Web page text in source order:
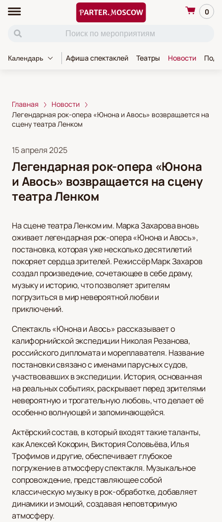
0
Календарь Афиша спектаклей Театры Новости
Главная
Новости
Легендарная рок-опера «Юнона и Авось» возвращается на
сцену театра Ленком
15 апреля 2025
Легендарная рок-опера «Юнона
и Авось» возвращается на сцену
театра Ленком
На сцене театра Ленком им. Марка Захарова вновь
оживает легендарная рок-опера «Юнона и Авось»,
постановка, которая уже несколько десятилетий
покоряет сердца зрителей. Режиссёр Марк Захаров
создал произведение, сочетающее в себе драму,
музыку и историю, что позволяет зрителям
погрузиться в мир невероятной любви и
приключений.
Спектакль «Юнона и Авось» рассказывает о
калифорнийской экспедиции Николая Резанова,
российского дипломата и мореплавателя. Название
постановки связано с именами парусных судов,
участвовавших в экспедиции. История, основанная
на реальных событиях, раскрывает перед зрителями
невероятную и трогательную любовь, что делает её
особенно волнующей и запоминающейся.
Актёрский состав, в который входят такие таланты,
как Алексей Кокорин, Виктория Соловьёва, Илья
Трофимов и другие, обеспечивает глубокое
погружение в атмосферу спектакля. Музыкальное
сопровождение, представляющее собой
классическую музыку в рок-обработке, добавляет
динамики и эмоций, создавая неповторимую
атмосферу.